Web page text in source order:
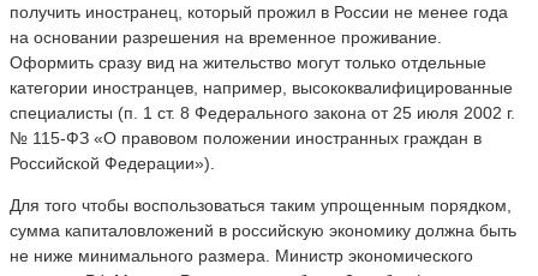
получить иностранец, который прожил в России не менее года
на основании разрешения на временное проживание.
Оформить сразу вид на жительство могут только отдельные
категории иностранцев, например, высококвалифицированные
специалисты (п. 1 ст. 8 Федерального закона от 25 июля 2002 г.
№ 115-ФЗ «О правовом положении иностранных граждан в
Российской Федерации»).
Для того чтобы воспользоваться таким упрощенным порядком,
сумма капиталовложений в российскую экономику должна быть
не ниже минимального размера. Министр экономического